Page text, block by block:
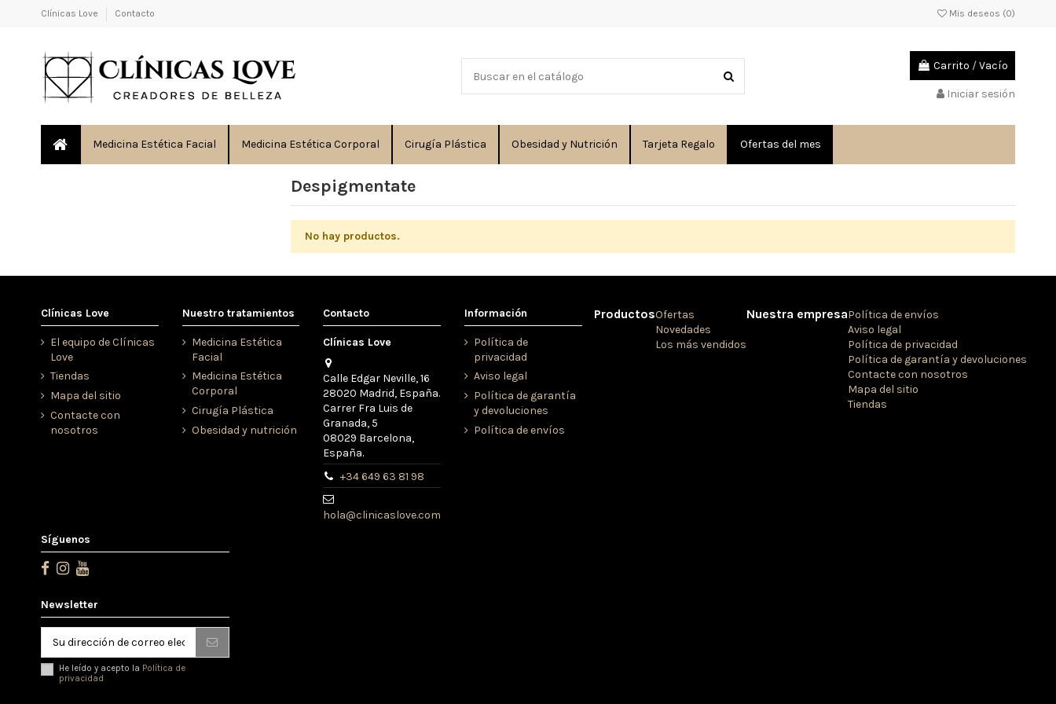
Clínicas Love Contacto Mis deseos (0)
Carrito /Vacío
Iniciar sesión
Medicina Estética Facial Medicina Estética Corporal Cirugía Plástica Obesidad y Nutrición Tarjeta Regalo Ofertas del mes
Despigmentate
No hay productos.
Clínicas Love
El equipo de Clínicas
Love
Tiendas
Mapa del sitio
Contacte con
nosotros
Nuestro tratamientos
Medicina Estética
Facial
Medicina Estética
Corporal
Cirugía Plástica
Obesidad y nutrición
Contacto
Clínicas Love
Calle Edgar Neville, 16
28020 Madrid, España.
Carrer Fra Luis de
Granada, 5
08029 Barcelona,
España.
+34 649 63 81 98
hola@clinicaslove.com
Información
Política de
privacidad
Aviso legal
Política de garantía
y devoluciones
Política de envíos
ProductosOfertas
Novedades
Los más vendidos
Nuestra empresaPolítica de envíos
Aviso legal
Política de privacidad
Política de garantía y devoluciones
Contacte con nosotros
Mapa del sitio
Tiendas
Síguenos
Newsletter
He leído y acepto la Política de
privacidad